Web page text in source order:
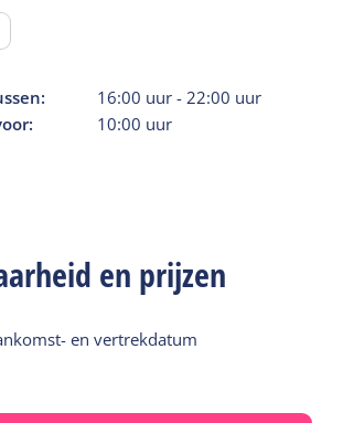
twee weken na vertrek retour
16:00 uur -22:00 uur
10:00 uur
en prijzen
en vertrekdatum